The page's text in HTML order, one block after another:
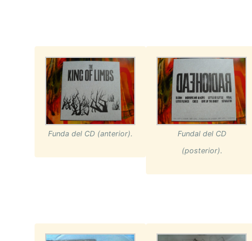
Funda del CD (anterior).
Fundal del CD
(posterior).